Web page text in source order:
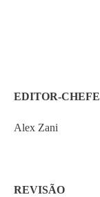
EDITOR-CHEFE
Alex Zani
REVISÃO